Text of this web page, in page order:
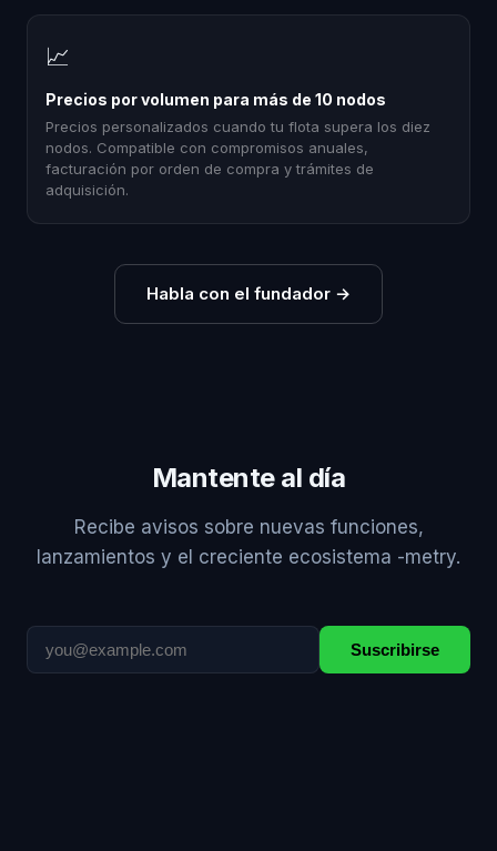
📈
Precios por volumen para más de 10 nodos
Precios personalizados cuando tu flota supera los diez
nodos. Compatible con compromisos anuales,
facturación por orden de compra y trámites de
adquisición.
Habla con el fundador →
Mantente al día
Recibe avisos sobre nuevas funciones,
lanzamientos y el creciente ecosistema -metry.
Suscribirse